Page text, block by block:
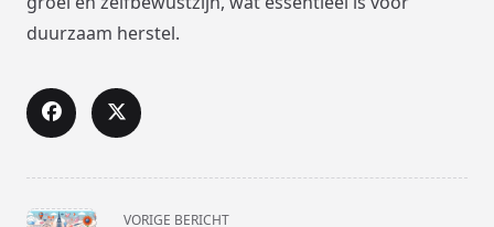
duurzaam herstel.
<span
VORIGE BERICHT